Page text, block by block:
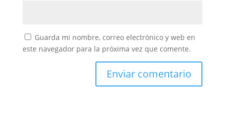
Guarda mi nombre, correo electrónico y web en
este navegador para la próxima vez que comente.